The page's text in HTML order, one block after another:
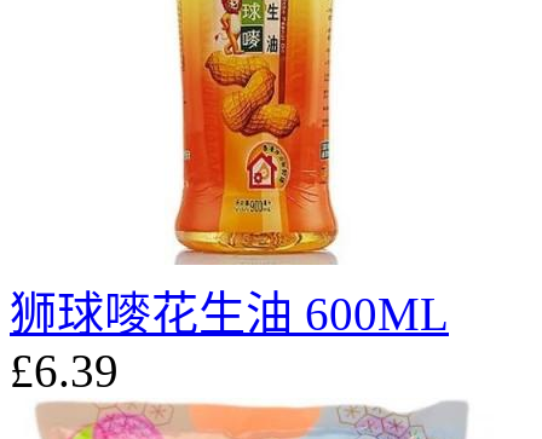
狮球嘜花生油 600ML
£6.39